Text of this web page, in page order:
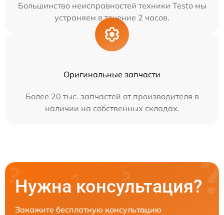
Большинство неисправностей техники Testo мы
устраняем в течение 2 часов.
Оригинальные запчасти
Более 20 тыс. запчастей от производителя в
наличии на собственных складах.
Нужна консультация?
Закажите бесплатную консультацию